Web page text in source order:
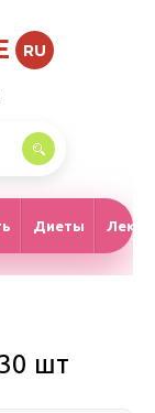
RU
Диеты
шт